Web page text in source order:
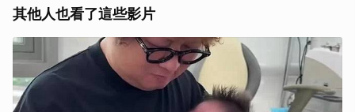
https://lin.ee/19eXmdD
鎖定LINE TODAY看片分類，老外調查團每個禮拜與你相見
https://lin.ee/Vz6rZeQ/nngo
廣告合作信箱: dl_twab@linecorp.com
其他人也看了這些影片